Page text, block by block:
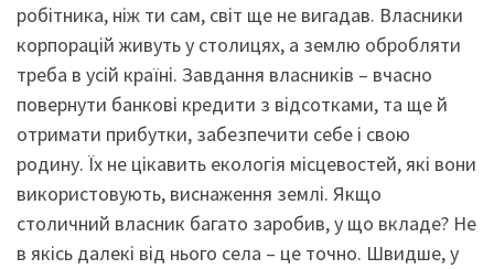
робітника, ніж ти сам, світ ще не вигадав. Власники
корпорацій живуть у столицях, а землю обробляти
треба в усій країні. Завдання власників – вчасно
повернути банкові кредити з відсотками, та ще й
отримати прибутки, забезпечити себе і свою
родину. Їх не цікавить екологія місцевостей, які вони
використовують, виснаження землі. Якщо
столичний власник багато заробив, у що вкладе? Не
в якісь далекі від нього села – це точно. Швидше, у